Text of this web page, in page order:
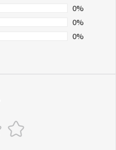
0%
0%
0%